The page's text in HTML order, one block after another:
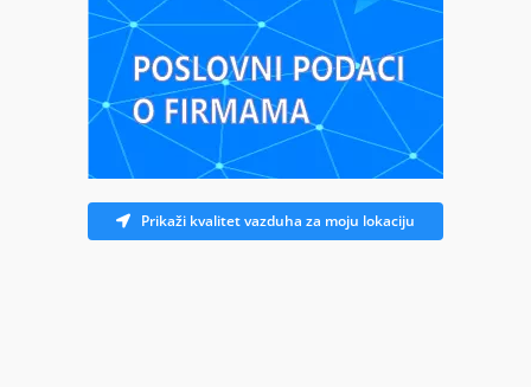
Prikaži kvalitet vazduha za moju lokaciju